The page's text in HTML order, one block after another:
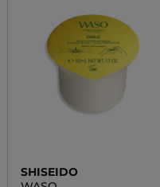
SHISEIDO